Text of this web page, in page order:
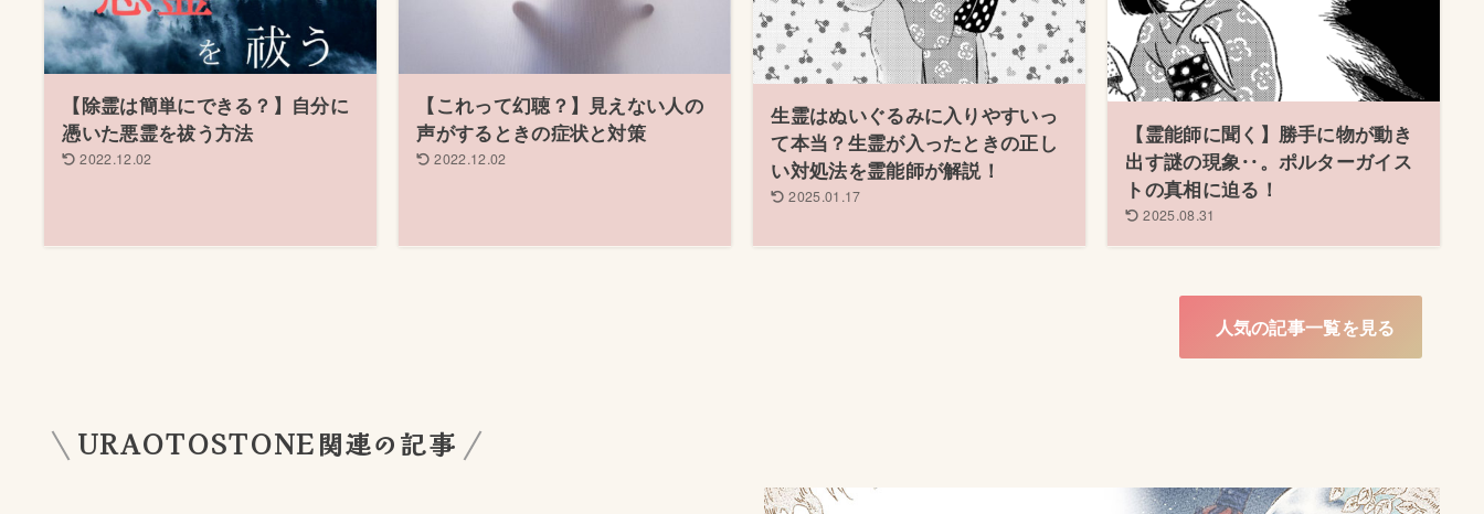
【除霊は簡単にできる？】自分に
憑いた悪霊を祓う方法
2022.12.02
【これって幻聴？】見えない人の
声がするときの症状と対策
2022.12.02
生霊はぬいぐるみに入りやすいっ
て本当？生霊が入ったときの正し
い対処法を霊能師が解説！
2025.01.17
【霊能師に聞く】勝手に物が動き
出す謎の現象‥。ポルターガイス
トの真相に迫る！
2025.08.31
人気の記事一覧を見る
URAOTOSTONE関連の記事